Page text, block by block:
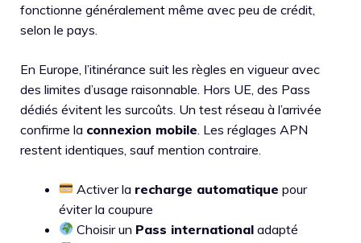
fonctionne généralement même avec peu de crédit,
selon le pays.
En Europe, l’itinérance suit les règles en vigueur avec
des limites d’usage raisonnable. Hors UE, des Pass
dédiés évitent les surcoûts. Un test réseau à l’arrivée
confirme la connexion mobile . Les réglages APN
restent identiques, sauf mention contraire.
Activer la recharge automatique pour
éviter la coupure
Choisir un Pass international adapté